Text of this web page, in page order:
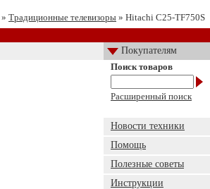
» Традиционные телевизоры » Hitachi C25-TF750S
Покупателям
Поиск товаров
Расширенный поиск
Новости техники
Помощь
Полезные советы
Инструкции